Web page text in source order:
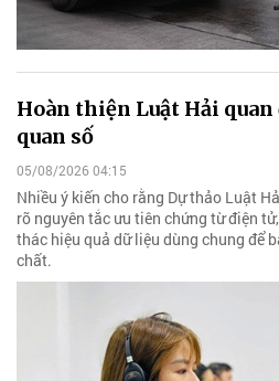
Hoàn thiện Luật Hải quan
quan số
05/08/2026 04:15
Nhiều ý kiến cho rằng Dự thảo Luật
rõ nguyên tắc ưu tiên chứng từ điện
thác hiệu quả dữ liệu dùng chung để
chất.